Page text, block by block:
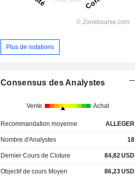
2025
Plus de notations
Consensus des Analystes
Vente Achat
Recommandation moyenne ALLEGER
Nombre d'Analystes 18
Dernier Cours de Cloture 84,82USD
Objectif de cours Moyen 86,23USD